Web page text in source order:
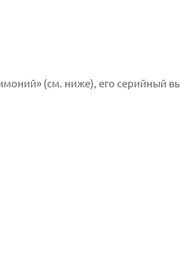
(см. ниже), его серийный